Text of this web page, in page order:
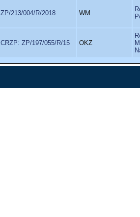
ZP/213/004/R/2018 WM
CRZP: ZP/197/055/R/15 OKZ